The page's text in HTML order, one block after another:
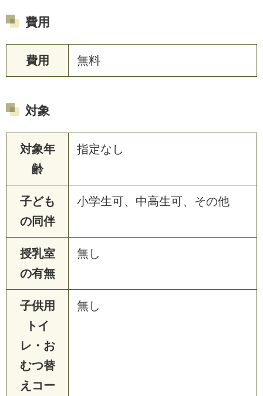
費用
費用 無料
対象
対象年
齢
指定なし
子ども
の同伴
小学生可、中高生可、その他
授乳室
の有無
無し
子供用
トイ
レ・お
むつ替
えコー
無し